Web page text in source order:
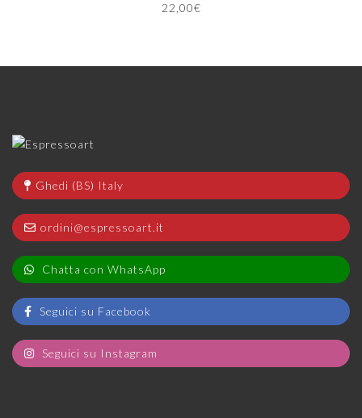
22,00€
Ghedi (BS) Italy
ordini@espressoart.it
Chatta con WhatsApp
Seguici su Facebook
Seguici su Instagram